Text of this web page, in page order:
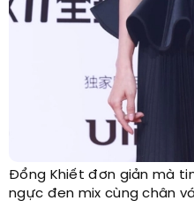
Đổng Khiết đơn giản mà
ngực đen mix cùng chân